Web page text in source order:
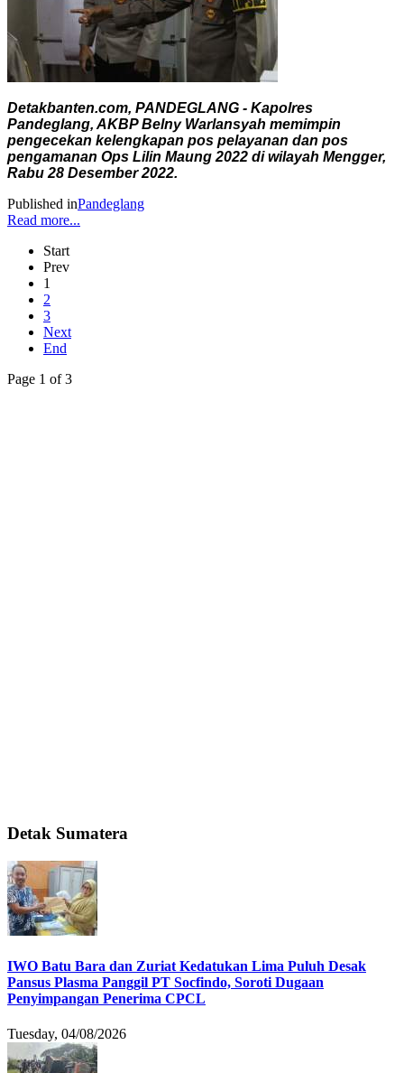
Detakbanten.com, PANDEGLANG - Kapolres
Pandeglang, AKBP Belny Warlansyah memimpin
pengecekan kelengkapan pos pelayanan dan pos
pengamanan Ops Lilin Maung 2022 di wilayah Mengger,
Rabu 28 Desember 2022.
Published inPandeglang
Read more...
Start
Prev
1
2
3
Next
End
Page 1 of 3
Detak Sumatera
IWO Batu Bara dan Zuriat Kedatukan Lima Puluh Desak
Pansus Plasma Panggil PT Socfindo, Soroti Dugaan
Penyimpangan Penerima CPCL
Tuesday, 04/08/2026